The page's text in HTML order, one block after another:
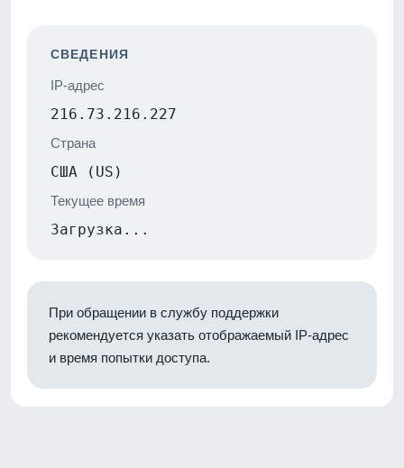
СВЕДЕНИЯ
IP-адрес
216.73.216.227
Страна
США (US)
Текущее время
Загрузка...
При обращении в службу поддержки
рекомендуется указать отображаемый IP-адрес
и время попытки доступа.